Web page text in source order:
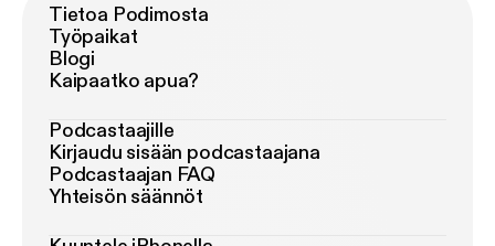
Tietoa Podimosta
Työpaikat
Blogi
Kaipaatko apua?
Podcastaajille
Kirjaudu sisään podcastaajana
Podcastaajan FAQ
Yhteisön säännöt